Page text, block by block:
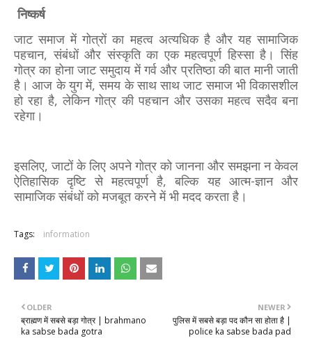
निष्कर्ष
जाट समाज में गोत्रों का महत्व अत्यधिक है और यह सामाजिक
पहचान, संबंधों और संस्कृति का एक महत्वपूर्ण हिस्सा है। सिंह
गोत्र का होना जाट समुदाय में गर्व और प्रतिष्ठा की बात मानी जाती
है। आज के युग में, समय के साथ साथ जाट समाज भी विकासशील
हो रहा है, लेकिन गोत्र की पहचान और उसका महत्व सदैव बना
रहेगा।
इसलिए, जाटों के लिए अपने गोत्र को जानना और समझना न केवल
ऐतिहासिक दृष्टि से महत्वपूर्ण है, बल्कि यह आत्म-ज्ञान और
सामाजिक संबंधों को मजबूत करने में भी मदद करता है।
Tags: information
NEWER
पुलिस में सबसे बड़ा पद कौन सा होता है |
police ka sabse bada pad
OLDER
ब्राह्मण में सबसे बड़ा गोत्र | brahmano
ka sabse bada gotra